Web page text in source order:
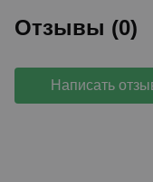
Отзывы (0)
Написать